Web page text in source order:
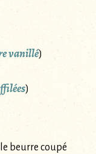
vanillé)
)
beurre coupé